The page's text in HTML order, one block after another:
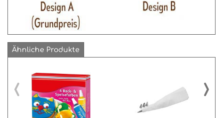
Ähnliche Produkte
‹ ›